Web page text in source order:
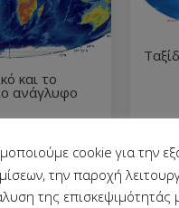
και το
ανάγλυφο
cookie για την
την παροχή
της